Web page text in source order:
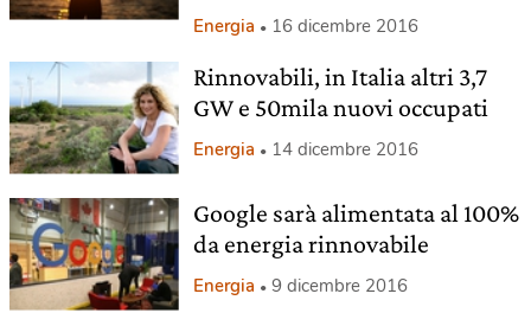
Energia 16 dicembre 2016
Rinnovabili, in Italia altri 3,7
GW e 50mila nuovi occupati
Energia 14 dicembre 2016
Google sarà alimentata al 100%
da energia rinnovabile
Energia 9 dicembre 2016